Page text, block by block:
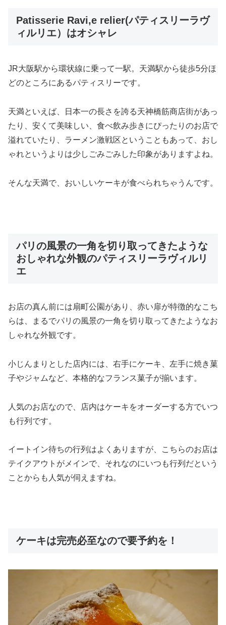
Patisserie Ravi,e relier(パティスリーラヴ
ィルリエ）はオシャレ
JR大阪駅から環状線に乗って一駅。天満駅から徒歩5分ほ
どのところにあるパティスリーです。
天満といえば、日本一の長さを誇る天神橋筋商店街があっ
たり、安くて美味しい、食べ飲み歩きにぴったりのお店で
溢れていたり、ラーメン激戦区ということもあって、おし
ゃれというよりは少しごみごみした印象がありますよね。
そんな天満で、おいしいケーキが食べられちゃうんです。
パリの風景の一角を切り取ってきたような
おしゃれな外観のパティスリーラヴィルリ
エ
お店の真ん前には扇町公園があり、赤い扉が特徴的なこち
らは、まるでパリの風景の一角を切り取ってきたようなお
しゃれな外観です。
小じんまりとした店内には、右手にケーキ、左手に焼き菓
子やジャムなど、本格的なフランス菓子が揃います。
人気のお店なので、店内はケーキをオーダーする方でいつ
も行列です。
イートイン待ちの行列はよくありますが、こちらのお店は
テイクアウトがメインで、それなのにいつも行列だという
ことからも人気が伺えますね。
ケーキは完売必至なので要予約を！